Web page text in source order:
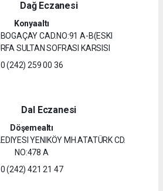
Dağ Eczanesi
Konyaaltı
CAD.NO:91 A-B(ESKI
SULTAN SOFRASI KARSISI
0 (242) 259 00 36
Dal Eczanesi
Döşemealtı
YENIKÖY MH.ATATÜRK CD.
NO:478 A
0 (242) 421 21 47